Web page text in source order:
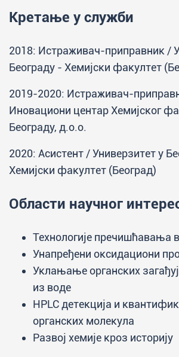
Кретање у служби
2018: Истраживач-приправник /
Београду - Хемијски факултет
2019-2020: Истраживач-
Иновациони центар Хемијског
Београду, д.о.о.
2020: Асистент / Универзитет у
Хемијски факултет (Београд)
Области научног
Технологије пречишћавања
Унапређени оксидациони
Уклањање органских
из воде
HPLC детекција и
органских молекула
Развој хемије кроз историју